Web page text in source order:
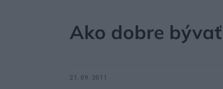
Ako dobre bývať
21. 09. 2011